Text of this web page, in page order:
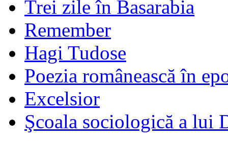
Trei zile în Basarabia
Remember
Hagi Tudose
Poezia românească în
Excelsior
Şcoala sociologică a lui